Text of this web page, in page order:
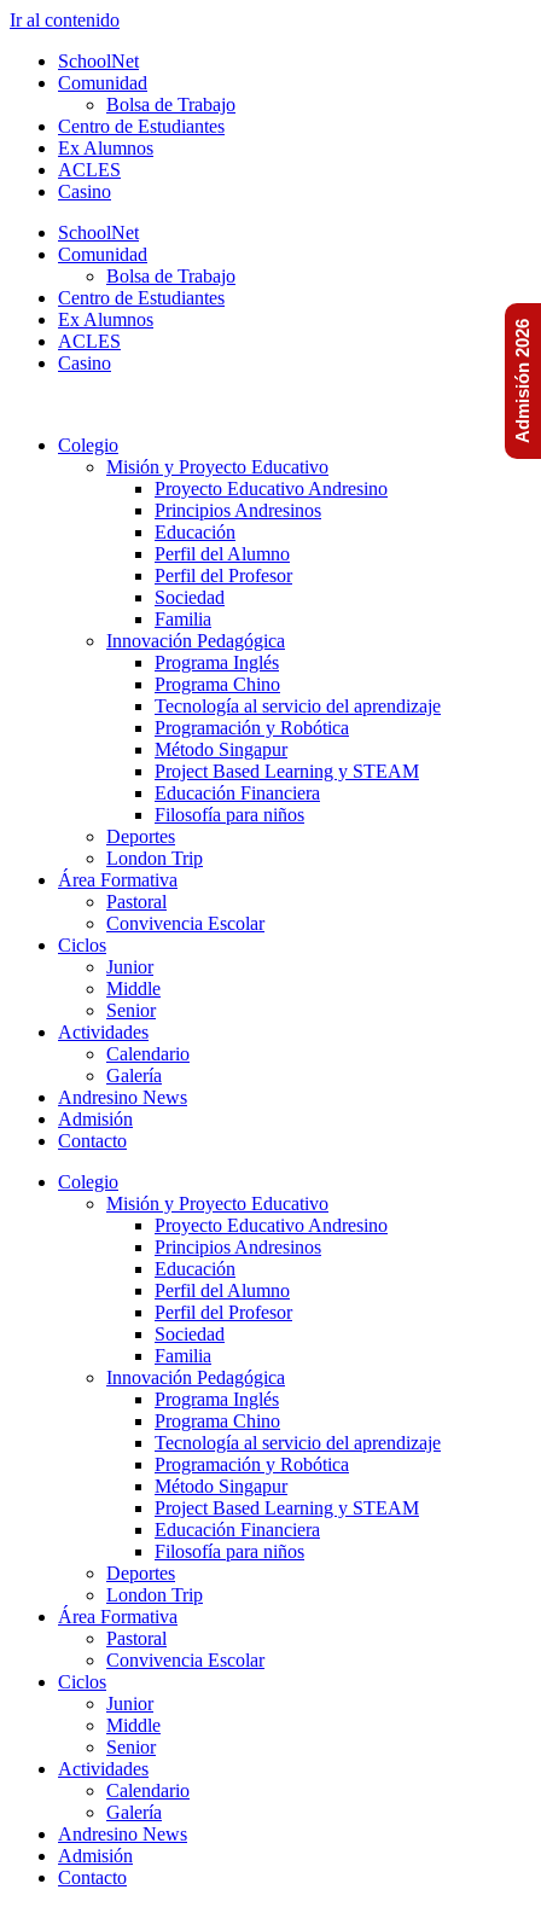
Ir al contenido
SchoolNet
Comunidad
Bolsa de Trabajo
Centro de Estudiantes
Ex Alumnos
ACLES
Casino
SchoolNet
Comunidad
Bolsa de Trabajo
Centro de Estudiantes
Ex Alumnos
ACLES
Casino
Colegio
Misión y Proyecto Educativo
Proyecto Educativo Andresino
Principios Andresinos
Educación
Perfil del Alumno
Perfil del Profesor
Sociedad
Familia
Innovación Pedagógica
Programa Inglés
Programa Chino
Tecnología al servicio del aprendizaje
Programación y Robótica
Método Singapur
Project Based Learning y STEAM
Educación Financiera
Filosofía para niños
Deportes
London Trip
Área Formativa
Pastoral
Convivencia Escolar
Ciclos
Junior
Middle
Senior
Actividades
Calendario
Galería
Andresino News
Admisión
Contacto
Colegio
Misión y Proyecto Educativo
Proyecto Educativo Andresino
Principios Andresinos
Educación
Perfil del Alumno
Perfil del Profesor
Sociedad
Familia
Innovación Pedagógica
Programa Inglés
Programa Chino
Tecnología al servicio del aprendizaje
Programación y Robótica
Método Singapur
Project Based Learning y STEAM
Educación Financiera
Filosofía para niños
Deportes
London Trip
Área Formativa
Pastoral
Convivencia Escolar
Ciclos
Junior
Middle
Senior
Actividades
Calendario
Galería
Andresino News
Admisión
Contacto
Admisión 2026